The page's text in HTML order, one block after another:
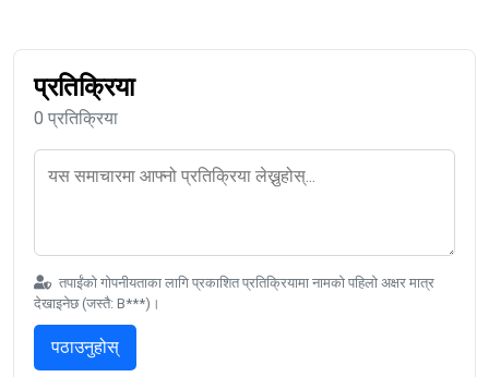
प्रतिक्रिया
0 प्रतिक्रिया
तपाईंको गोपनीयताका लागि प्रकाशित प्रतिक्रियामा नामको पहिलो अक्षर मात्र
देखाइनेछ (जस्तै: B***)।
पठाउनुहोस्